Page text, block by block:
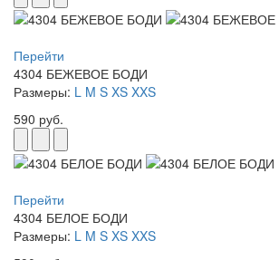
Перейти
4304 БЕЖЕВОЕ БОДИ
Размеры: L M S XS XXS
590 руб.
Перейти
4304 БЕЛОЕ БОДИ
Размеры: L M S XS XXS